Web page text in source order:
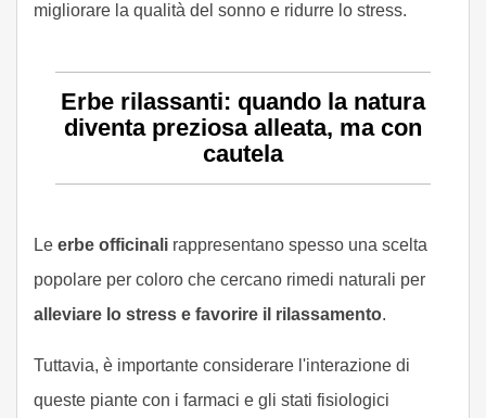
migliorare la qualità del sonno e ridurre lo stress.
Erbe rilassanti: quando la natura
diventa preziosa alleata, ma con
cautela
Le erbe officinali rappresentano spesso una scelta
popolare per coloro che cercano rimedi naturali per
alleviare lo stress e favorire il rilassamento.
Tuttavia, è importante considerare l'interazione di
queste piante con i farmaci e gli stati fisiologici